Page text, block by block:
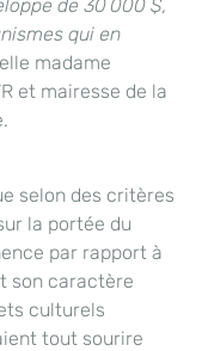
de 30 000 $,
qui en
madame
et mairesse de la
selon des critères
la portée du
par rapport à
son caractère
culturels
tout sourire